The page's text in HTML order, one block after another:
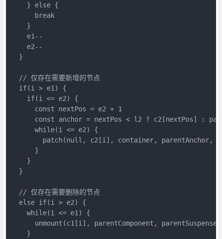
    } else {
      break
    }
    e1--
    e2--
  }
  // 仅存在需要新增的节点
  if(i > e1) {
    if(i <= e2) {
      const nextPos = e2 + 1
const anchor = nextPos < l2 ? c2[nextPos] :
      while(i <= e2) {
patch(null, c2[i], container, parentAnchor,
      }
    }
  }
  // 仅存在需要删除的节点
  else if(i > e2) {
    while(i <= e1) {
unmount(c1[i], parentComponent,
    }